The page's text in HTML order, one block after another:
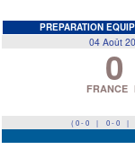
PREPARATION
04 Août
0
FRANCE
( 0 - 0 | 0 - 0 |